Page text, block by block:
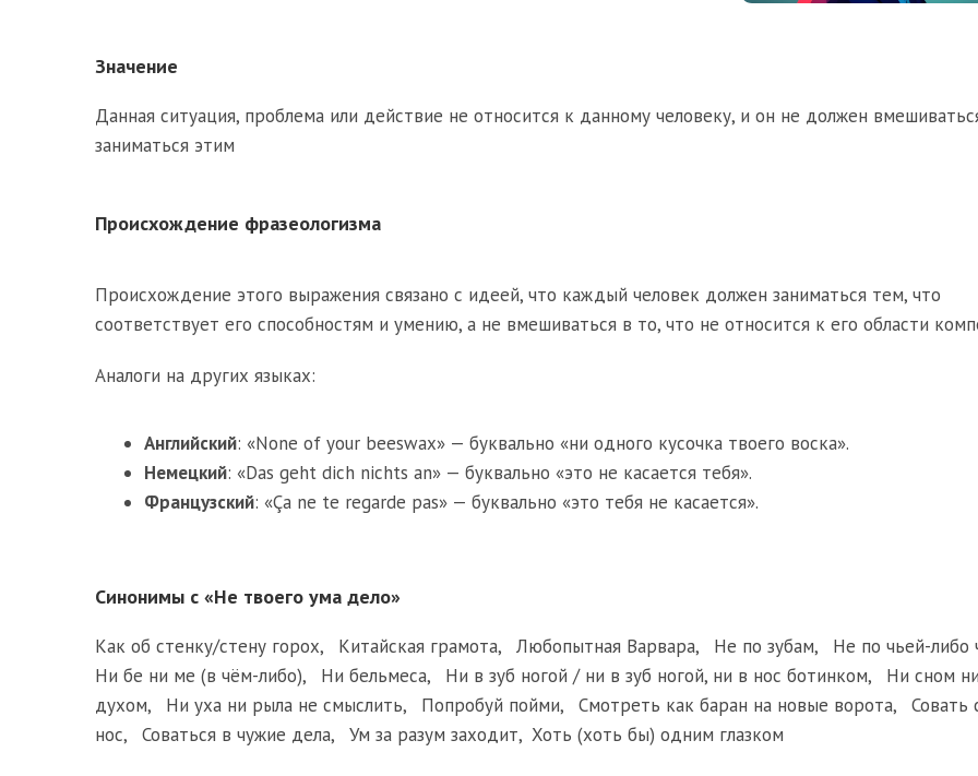
Значение
Данная ситуация, проблема или действие не относится к данному человеку, и он не должен
заниматься этим
Происхождение фразеологизма
Происхождение этого выражения связано с идеей, что каждый человек должен заниматься тем, что
соответствует его способностям и умению, а не вмешиваться в то, что не относится к его области
Аналоги на других языках:
Английский: «None of your beeswax» — буквально «ни одного кусочка твоего воска».
Немецкий: «Das geht dich nichts an» — буквально «это не касается тебя».
Французский: «Ça ne te regarde pas» — буквально «это тебя не касается».
Синонимы с «Не твоего ума дело»
Как об стенку/стену горох, Китайская грамота, Любопытная Варвара, Не по зубам, Не по чьей-либо
Ни бе ни ме (в чём-либо), Ни бельмеса, Ни в зуб ногой / ни в зуб ногой, ни в нос ботинком, Ни сном ни
духом, Ни уха ни рыла не смыслить, Попробуй пойми, Смотреть как баран на новые ворота, Совать
нос, Соваться в чужие дела, Ум за разум заходит, Хоть (хоть бы) одним глазком